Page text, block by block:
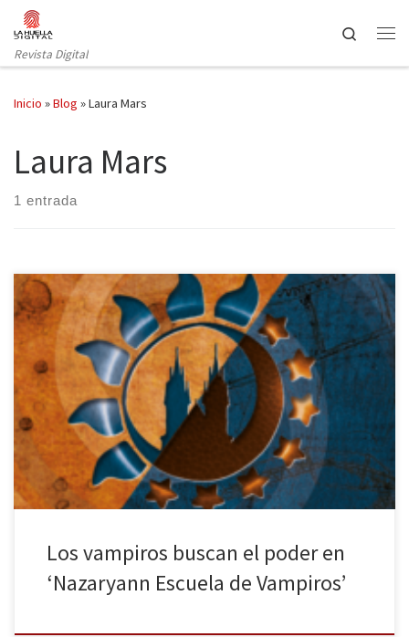
Saltar al contenido
Revista Digital
Search
Inicio »Blog »Laura Mars
Laura Mars
1 entrada
Niña Lobo Editorial publica Nazaryann Escuela de Vampiros:
primer año de Laura Mars. Los vampiros han vuelto con fuerza a las
librerías. Si, como a mí, te apasionan estos seres y su literatura, es
un buen momento para encontrar historias fantásticas. Por regla
general, se suele caer en las narraciones […]
Los vampiros buscan el poder en
‘Nazaryann Escuela de Vampiros’